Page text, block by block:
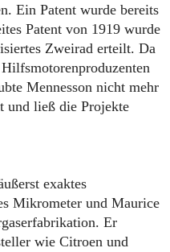
Ein Patent wurde bereits
Patent von 1919 wurde
Zweirad erteilt. Da
Mennesson nicht mehr
und ließ die Projekte
exaktes
Mikrometer und Maurice
Er
wie Citroen und